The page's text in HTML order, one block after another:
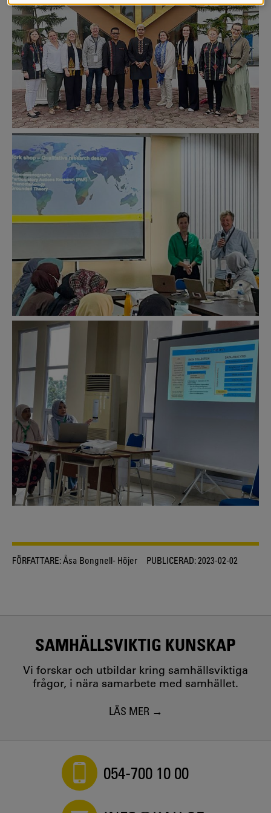
FÖRFATTARE:Åsa Bongnell- Höjer PUBLICERAD:2023-02-02
SAMHÄLLSVIKTIG KUNSKAP
Vi forskar och utbildar kring samhällsviktiga
frågor, i nära samarbete med samhället.
LÄS MER
054-700 10 00